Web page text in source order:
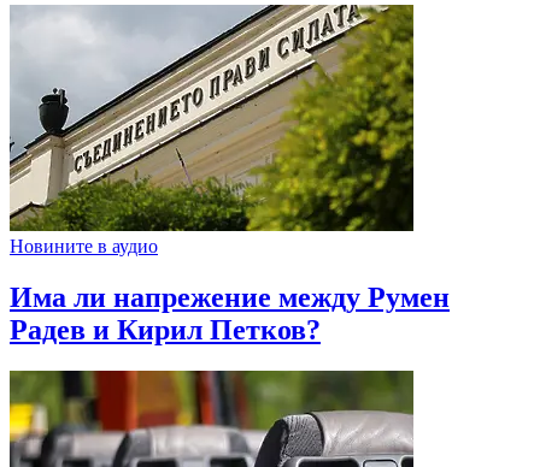
Новините в аудио
Има ли напрежение между Румен
Радев и Кирил Петков?